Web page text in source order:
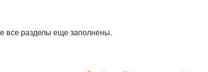
все разделы еще заполнены.